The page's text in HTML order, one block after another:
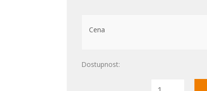
Cena
Dostupnost: